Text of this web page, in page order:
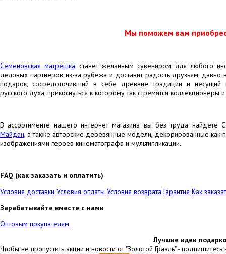
Мы поможем вам
Семеновская матрешка станет желанным сувениром для любого
деловых партнеров из-за рубежа и доставит радость друзьям,
подарок, сосредоточивший в себе древние традиции и несущий
русского духа, прикоснуться к которому так стремятся коллекционеры
В ассортименте нашего интернет магазина вы без труда найдете
Майдан, а также авторские деревянные модели, декорированные как
изображениями героев кинематографа и мультипликации.
FAQ (как заказать и оплатить)
Условия доставки Условия оплаты Условия возврата Гарантия Как
Зарабатывайте вместе с нами
Оптовым покупателям
Лучшие идеи
Чтобы не пропустить акции и новости от "Золотой Грааль" - подпишитесь